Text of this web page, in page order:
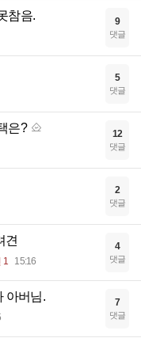
참음. 9
댓글
5
댓글
은? 12
댓글
2
댓글
견
1 15:16
4
댓글
아버님. 7
댓글